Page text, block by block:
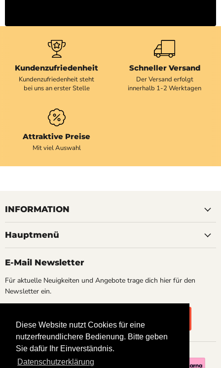
Diese Website nutzt Cookies für eine
nutzerfreundlichere Bedienung. Bitte geben
Sie dafür Ihr Einverständnis.
Datenschutzerklärung
Diese Website nutzt Cookies für eine
nutzerfreundlichere Bedienung. Bitte geben
Sie dafür Ihr Einverständnis.
Datenschutzerklärung
Kundenzufriedenheit
Kundenzufriedenheit steht
bei uns an erster Stelle
Schneller Versand
Der Versand erfolgt
innerhalb 1-2 Werktagen
Attraktive Preise
Mit viel Auswahl
INFORMATION
Hauptmenü
E-Mail Newsletter
Für aktuelle Neuigkeiten und Angebote trage dich hier für den
Newsletter ein.